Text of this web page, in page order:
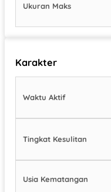
Ukuran Maks
Karakter
Waktu Aktif
Tingkat Kesulitan
Usia Kematangan